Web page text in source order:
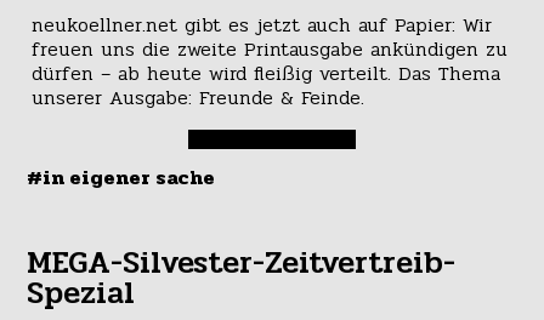
neukoellner.net gibt es jetzt auch auf Papier: Wir
freuen uns die zweite Printausgabe ankündigen zu
dürfen – ab heute wird fleißig verteilt. Das Thema
unserer Ausgabe: Freunde & Feinde.
#in eigener sache
MEGA-Silvester-Zeitvertreib-
Spezial